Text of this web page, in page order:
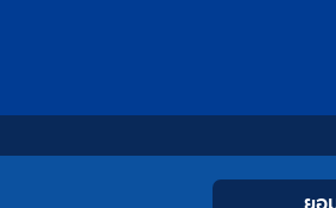
ContactYoutube
LINE